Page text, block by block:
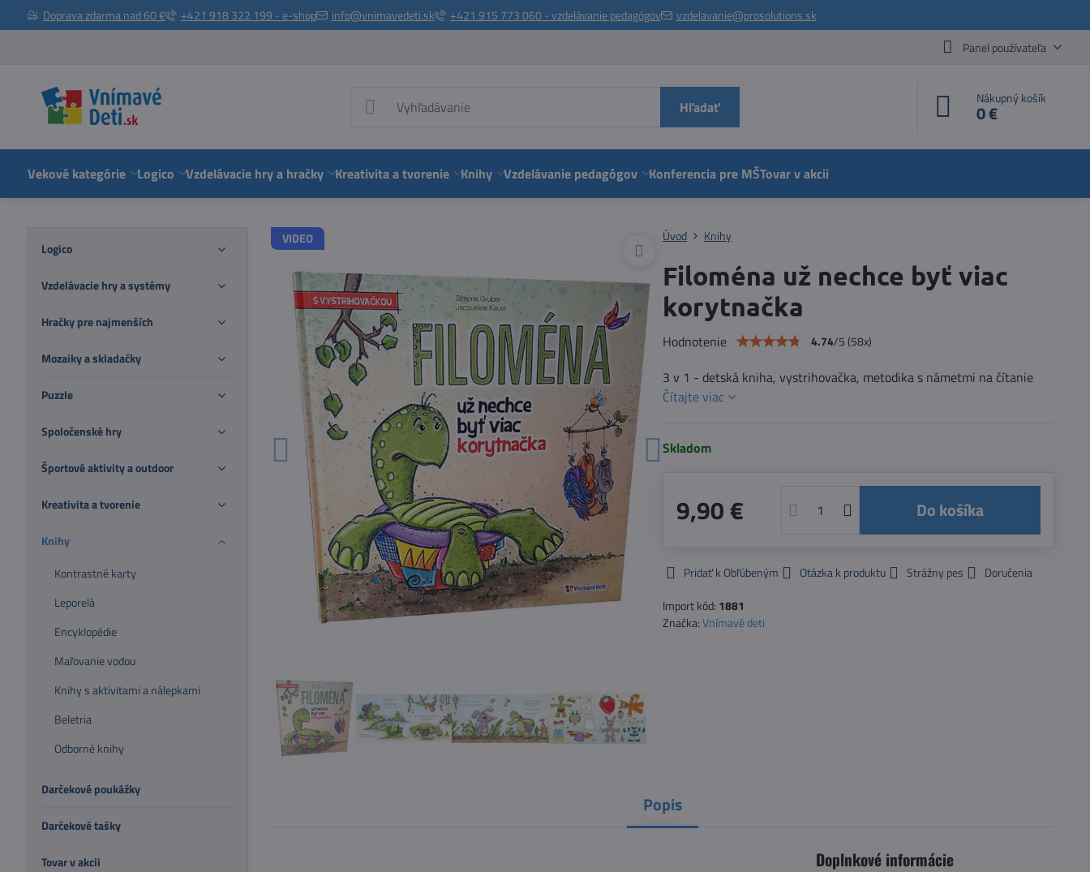
Doprava zdarma nad 60 € +421 918 322 199 - e-shop info@vnimavedeti.sk +421 915 773 060 - vzdelávanie pedagógov
vzdelavanie@prosolutions.sk
Panel používateľa
Hľadať Nákupný košík
0 €
Vekové kategórie Logico Vzdelávacie hry a hračky Kreativita a tvorenie Knihy Vzdelávanie pedagógov Konferencia pre MŠTovar v akcii
VIDEO Úvod Knihy
Filoména už nechce byť viac
korytnačka
Hodnotenie 4.74/5(58x)
3 v 1 - detská kniha, vystrihovačka, metodika s námetmi na čítanie
Čítajte viac
Skladom
9,90 € Do košíka
Pridať k Obľúbeným Otázka k produktu Strážny pes
Doručenia
Import kód: 1881
Značka:Vnímavé deti
Popis
Doplnkové informácie
Logico
Vzdelávacie hry a systémy
Hračky pre najmenších
Mozaiky a skladačky
Puzzle
Spoločenské hry
Športové aktivity a outdoor
Kreativita a tvorenie
Knihy
Kontrastné karty
Leporelá
Encyklopédie
Maľovanie vodou
Knihy s aktivitami a nálepkami
Beletria
Odborné knihy
Darčekové poukážky
Darčekové tašky
Tovar v akcii